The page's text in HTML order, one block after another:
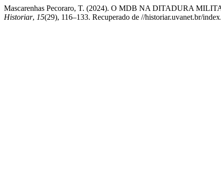
Mascarenhas Pecoraro, T. (2024). O MDB NA DITADURA
Historiar, 15(29), 116–133. Recuperado de //historiar.uvanet.br/